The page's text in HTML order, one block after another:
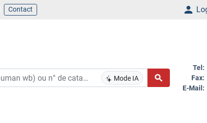
Contact
Mode IA
Tel:
Fax:
E-Mail: